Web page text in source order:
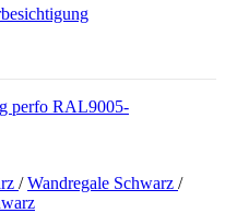
/ Wandregale Schwarz /